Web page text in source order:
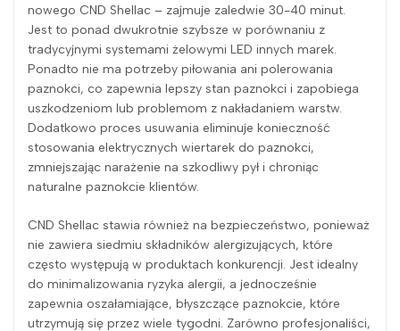
nowego CND Shellac – zajmuje zaledwie 30-40 minut.
Jest to ponad dwukrotnie szybsze w porównaniu z
tradycyjnymi systemami żelowymi LED innych marek.
Ponadto nie ma potrzeby piłowania ani polerowania
paznokci, co zapewnia lepszy stan paznokci i zapobiega
uszkodzeniom lub problemom z nakładaniem warstw.
Dodatkowo proces usuwania eliminuje konieczność
stosowania elektrycznych wiertarek do paznokci,
zmniejszając narażenie na szkodliwy pył i chroniąc
naturalne paznokcie klientów.
CND Shellac stawia również na bezpieczeństwo, ponieważ
nie zawiera siedmiu składników alergizujących, które
często występują w produktach konkurencji. Jest idealny
do minimalizowania ryzyka alergii, a jednocześnie
zapewnia oszałamiające, błyszczące paznokcie, które
utrzymują się przez wiele tygodni. Zarówno profesjonaliści,